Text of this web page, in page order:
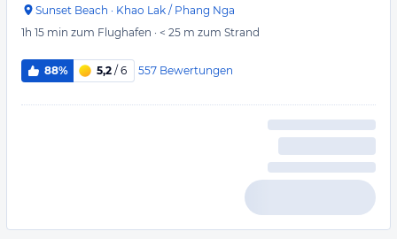
Sunset Beach · Khao Lak / Phang Nga
1h 15 min zum Flughafen · < 25 m zum Strand
88% 5,2 / 6 557 Bewertungen